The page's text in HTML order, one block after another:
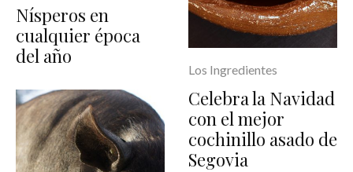
Nísperos en
cualquier época
del año
Los Ingredientes
Celebra la Navidad
con el mejor
cochinillo asado de
Segovia